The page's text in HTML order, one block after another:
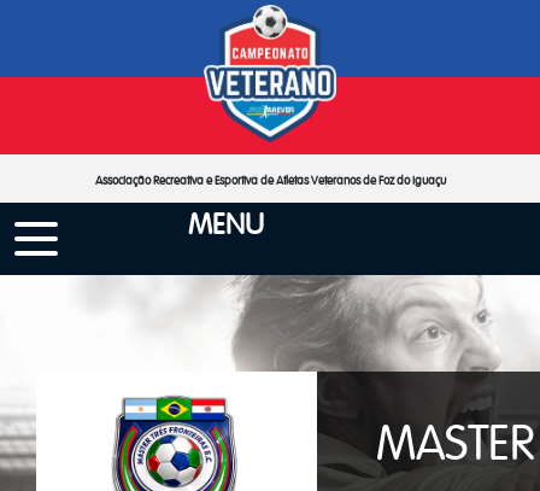
Associação Recreativa e Esportiva de Atletas Veteranos de Foz do Iguaçu
MENU
MASTER